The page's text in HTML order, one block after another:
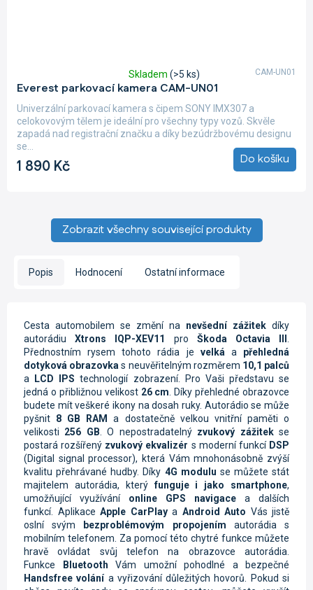
Everest parkovací kamera CAM-UN01
hodnocení
produktu
je
5,0
z
hvězdiček.
Skladem (>5 ks)
1 890 Kč Do košíku
Univerzální parkovací kamera s čipem SONY IMX307 a
celokovovým tělem je ideální pro všechny typy vozů. Skvěle
zapadá nad registrační značku a díky bezúdržbovému designu
se...
CAM-UN01
Zobrazit všechny související produkty
Popis Hodnocení Ostatní informace
Cesta automobilem se změní na nevšední zážitek díky
autorádiuXtrons IQP-XEV11 pro Škoda Octavia III
Přednostním rysem tohoto rádia je velká a přehledná
dotyková obrazovka s neuvěřitelným rozměrem 10,1 palců
a LCD IPStechnologií zobrazení. Pro Vaši představu se
jedná o přibližnou velikost 26 cm . Díky přehledné obrazovce
budete mít veškeré ikony na dosah ruky. Autorádio se může
pyšnit 8 GB RAM
a dostatečně velkou vnitřní paměti o
velikosti 256 GB . O nepostradatelný zvukový zážitekse
postará rozšířený zvukový ekvalizér s moderní funkcí DSP
(Digital signal processor), která Vám mnohonásobně zvýší
kvalitu přehrávané hudby. Díky 4G modulu se můžete stát
majitelem autorádia, kterýfunguje i jako smartphone,
umožňující využívání online GPS navigace a dalších
funkcí. Aplikace Apple CarPlaya Android Auto Vás jistě
oslní svým
bezproblémovým propojením autorádia s
mobilním telefonem. Za pomocí této chytré funkce můžete
hravě ovládat svůj telefon na obrazovce autorádia.
Funkce
Bluetooth Vám umožní pohodlné a bezpečné
Handsfree volánía vyřizování důležitých hovorů. Pokud si